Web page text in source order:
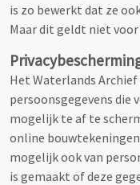
is zo bewerkt dat ze
Maar dit geldt niet
Het Waterlands
persoonsgegevens die
mogelijk te af te
online bouwtekeningen
mogelijk ook van
is gemaakt of deze